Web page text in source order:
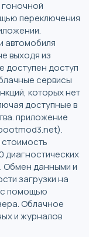
гоночной
переключения
автомобиля
выходя из
доступен доступ
сервисы
которых нет
доступные в
приложение
диагностических
Обмен данными и
загрузки на
с помощью
Облачное
и журналов